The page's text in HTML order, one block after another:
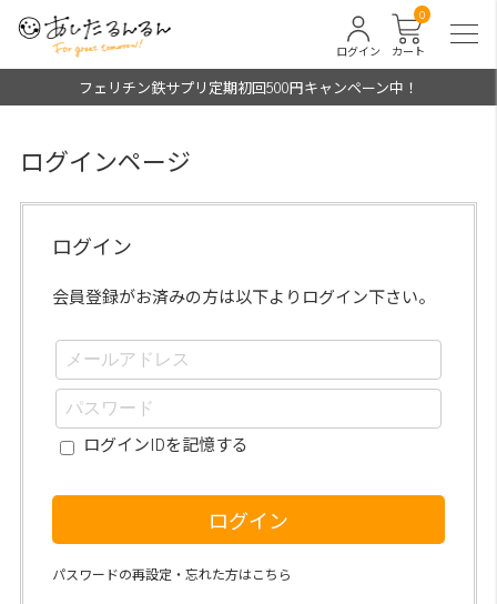
カート
0
ログイン
フェリチン鉄サプリ定期初回500円キャンペーン中！
ログインページ
ログイン
会員登録がお済みの方は以下よりログイン下さい。
ログインIDを記憶する
ログイン
パスワードの再設定・忘れた方はこちら